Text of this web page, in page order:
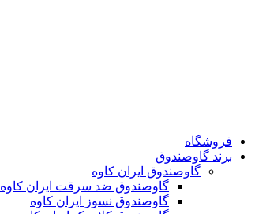
فروشگاه
برند گاوصندوق
گاوصندوق ایران کاوه
گاوصندوق ضد سرقت ایران کاوه
گاوصندوق نسوز ایران کاوه